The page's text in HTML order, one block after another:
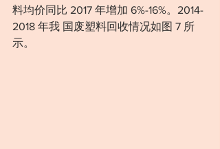
料均价同比 2017 年增加 6%-16%。2014-
2018 年我 国废塑料回收情况如图 7 所
示。